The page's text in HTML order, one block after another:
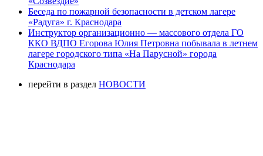
Беседа по пожарной безопасности в детском лагере
«Радуга» г. Краснодара
Инструктор организационно — массового отдела ГО
ККО ВДПО Егорова Юлия Петровна побывала в летнем
лагере городского типа «На Парусной» города
Краснодара
перейти в раздел НОВОСТИ